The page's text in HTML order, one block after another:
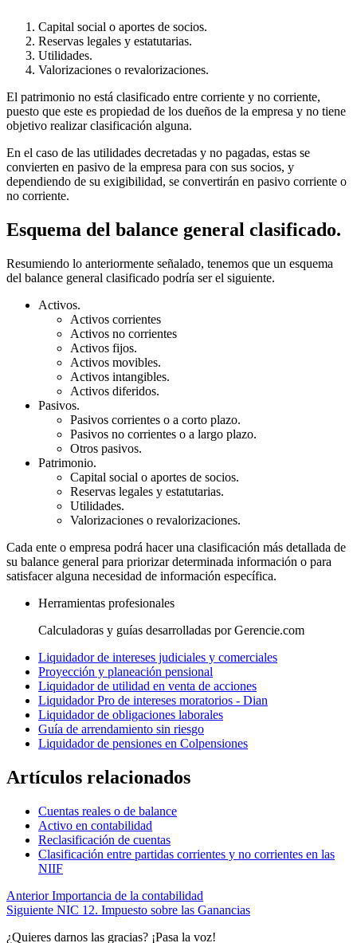
Capital social o aportes de socios.
Reservas legales y estatutarias.
Utilidades.
Valorizaciones o revalorizaciones.
El patrimonio no está clasificado entre corriente y no corriente,
puesto que este es propiedad de los dueños de la empresa y no tiene
objetivo realizar clasificación alguna.
En el caso de las utilidades decretadas y no pagadas, estas se
convierten en pasivo de la empresa para con sus socios, y
dependiendo de su exigibilidad, se convertirán en pasivo corriente o
no corriente.
Esquema del balance general clasificado.
Resumiendo lo anteriormente señalado, tenemos que un esquema
del balance general clasificado podría ser el siguiente.
Activos.
Activos corrientes
Activos no corrientes
Activos fijos.
Activos movibles.
Activos intangibles.
Activos diferidos.
Pasivos.
Pasivos corrientes o a corto plazo.
Pasivos no corrientes o a largo plazo.
Otros pasivos.
Patrimonio.
Capital social o aportes de socios.
Reservas legales y estatutarias.
Utilidades.
Valorizaciones o revalorizaciones.
Cada ente o empresa podrá hacer una clasificación más detallada de
su balance general para priorizar determinada información o para
satisfacer alguna necesidad de información específica.
Herramientas profesionales
Calculadoras y guías desarrolladas por Gerencie.com
Liquidador de intereses judiciales y comerciales
Proyección y planeación pensional
Liquidador de utilidad en venta de acciones
Liquidador Pro de intereses moratorios - Dian
Liquidador de obligaciones laborales
Guía de arrendamiento sin riesgo
Liquidador de pensiones en Colpensiones
Artículos relacionados
Cuentas reales o de balance
Activo en contabilidad
Reclasificación de cuentas
Clasificación entre partidas corrientes y no corrientes en las
NIIF
Anterior Importancia de la contabilidad
Siguiente NIC 12. Impuesto sobre las Ganancias
¿Quieres darnos las gracias? ¡Pasa la voz!